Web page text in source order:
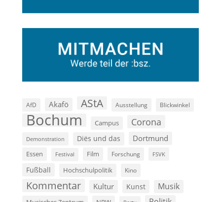
AfD Akafö AStA Ausstellung Blickwinkel
Bochum Campus Corona
Demonstration Diës und das Dortmund
Essen Festival Film Forschung FSVK
Fußball Hochschulpolitik Kino
Kommentar Kultur Kunst Musik